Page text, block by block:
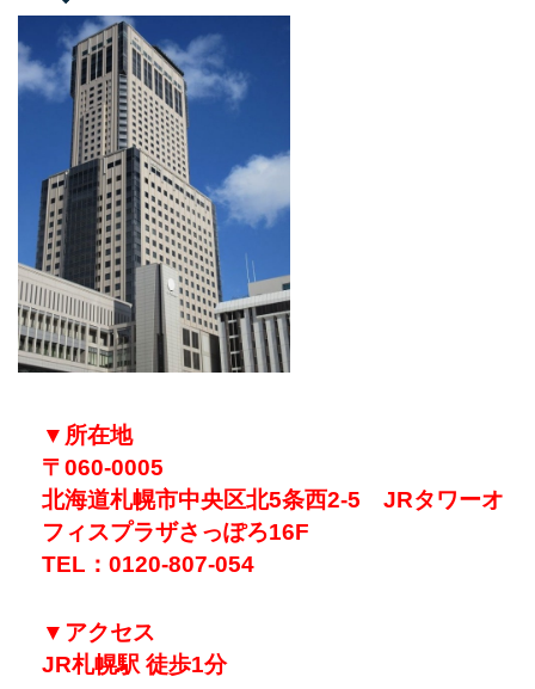
▼所在地
〒060-0005
北海道札幌市中央区北5条西2-5 JRタワーオ
フィスプラザさっぽろ16F
TEL：0120-807-054
▼アクセス
JR札幌駅 徒歩1分